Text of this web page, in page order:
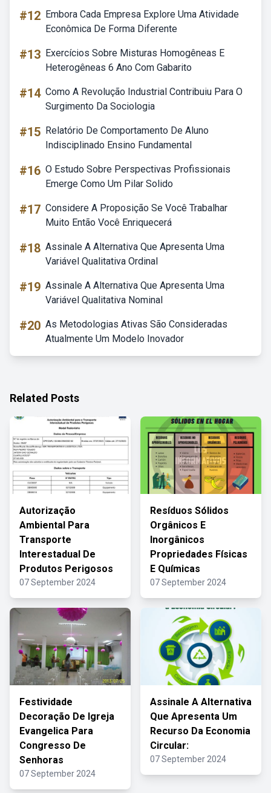
#12 Embora Cada Empresa Explore Uma Atividade
Econômica De Forma Diferente
#13 Exercícios Sobre Misturas Homogêneas E
Heterogêneas 6 Ano Com Gabarito
#14 Como A Revolução Industrial Contribuiu Para O
Surgimento Da Sociologia
#15 Relatório De Comportamento De Aluno
Indisciplinado Ensino Fundamental
#16 O Estudo Sobre Perspectivas Profissionais
Emerge Como Um Pilar Solido
#17 Considere A Proposição Se Você Trabalhar
Muito Então Você Enriquecerá
#18 Assinale A Alternativa Que Apresenta Uma
Variável Qualitativa Ordinal
#19 Assinale A Alternativa Que Apresenta Uma
Variável Qualitativa Nominal
#20 As Metodologias Ativas São Consideradas
Atualmente Um Modelo Inovador
Related Posts
Autorização
Ambiental Para
Transporte
Interestadual De
Produtos Perigosos
07 September 2024
Resíduos Sólidos
Orgânicos E
Inorgânicos
Propriedades Físicas
E Químicas
07 September 2024
Festividade
Decoração De Igreja
Evangelica Para
Congresso De
Senhoras
07 September 2024
Assinale A Alternativa
Que Apresenta Um
Recurso Da Economia
Circular:
07 September 2024